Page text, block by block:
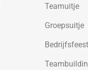
Teamuitje
Groepsuitje